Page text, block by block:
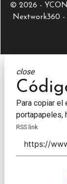
© 2026 - YCON
Nextwork360
close
Para copiar el
portapapeles,
RSS link